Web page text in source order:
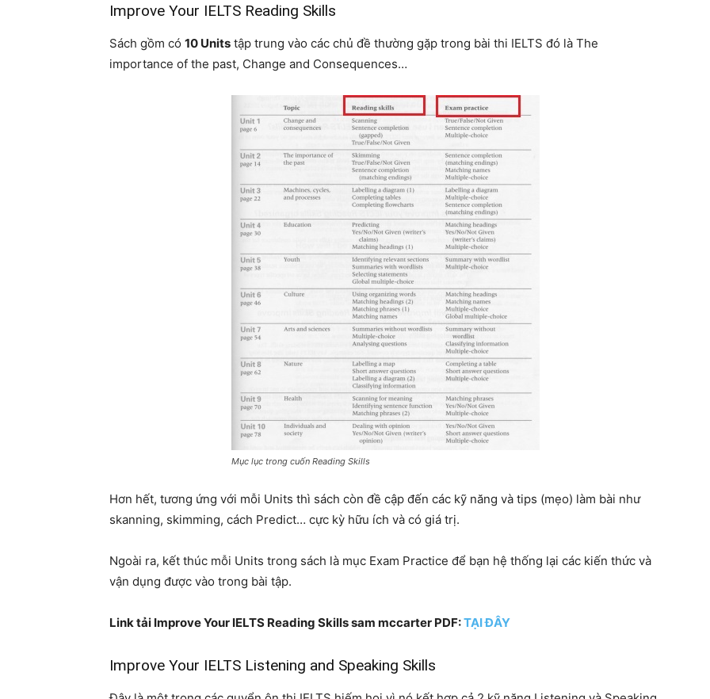
Improve Your IELTS Reading Skills
Sách gồm có 10 Units tập trung vào các chủ đề thường gặp trong bài thi IELTS đó là The
importance of the past, Change and Consequences…
Mục lục trong cuốn Reading Skills
Hơn hết, tương ứng với mỗi Units thì sách còn đề cập đến các kỹ năng và tips (mẹo) làm bài như
skanning, skimming, cách Predict… cực kỳ hữu ích và có giá trị.
Ngoài ra, kết thúc mỗi Units trong sách là mục Exam Practice để bạn hệ thống lại các kiến thức và
vận dụng được vào trong bài tập.
Link tải Improve Your IELTS Reading Skills sam mccarter PDF:TẠI ĐÂY
Improve Your IELTS Listening and Speaking Skills